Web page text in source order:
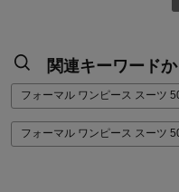
関連キーワード
フォーマル ワンピース スーツ
フォーマル ワンピース スーツ